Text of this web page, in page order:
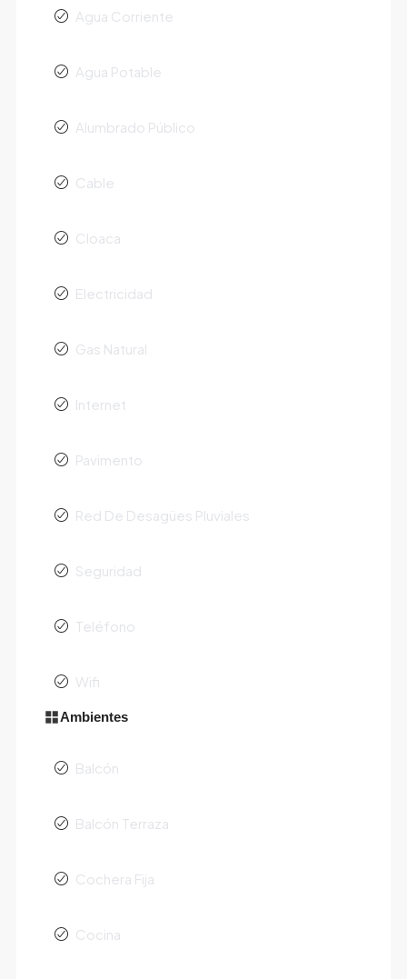
Agua Corriente
Agua Potable
Alumbrado Público
Cable
Cloaca
Electricidad
Gas Natural
Internet
Pavimento
Red De Desagües Pluviales
Seguridad
Teléfono
Wifi
Ambientes
Balcón
Balcón Terraza
Cochera Fija
Cocina